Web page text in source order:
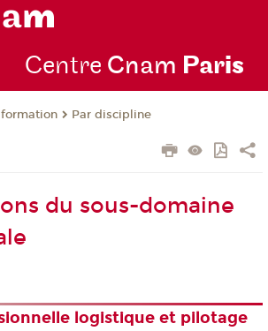
Centre Cnam Paris
Par discipline
du sous-domaine
logistique et pilotage